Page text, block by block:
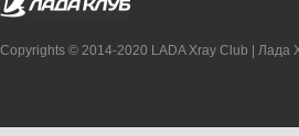
Copyrights © 2014-2020 LADA Xray Club | Лада